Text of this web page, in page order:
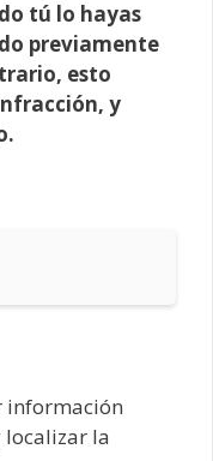
tú lo hayas
previamente
esto
y
información
localizar la